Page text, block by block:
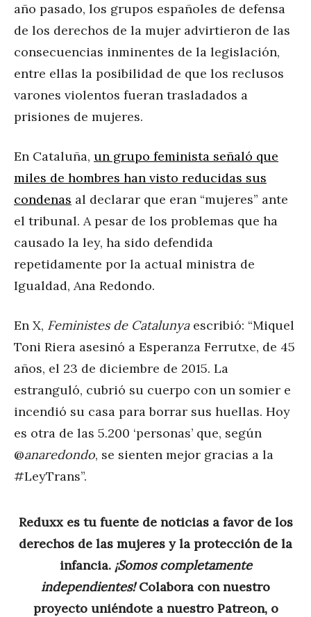
año pasado, los grupos españoles de defensa
de los derechos de la mujer advirtieron de las
consecuencias inminentes de la legislación,
entre ellas la posibilidad de que los reclusos
varones violentos fueran trasladados a
prisiones de mujeres.
En Cataluña, un grupo feminista señaló que
miles de hombres han visto reducidas sus
condenas al declarar que eran “mujeres” ante
el tribunal. A pesar de los problemas que ha
causado la ley, ha sido defendida
repetidamente por la actual ministra de
Igualdad, Ana Redondo.
En X, Feministes de Catalunyaescribió: “Miquel
Toni Riera asesinó a Esperanza Ferrutxe, de 45
años, el 23 de diciembre de 2015. La
estranguló, cubrió su cuerpo con un somier e
incendió su casa para borrar sus huellas. Hoy
es otra de las 5.200 ‘personas’ que, según
@anaredondo, se sienten mejor gracias a la
#LeyTrans”.
Reduxx es tu fuente de noticias a favor de los
derechos de las mujeres y la protección de la
infancia. ¡Somos completamente
independientes!Colabora con nuestro
proyecto uniéndote a nuestro Patreon, o